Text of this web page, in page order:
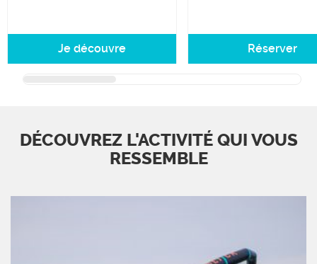
Je découvre Réserver
DÉCOUVREZ L'ACTIVITÉ QUI VOUS
RESSEMBLE